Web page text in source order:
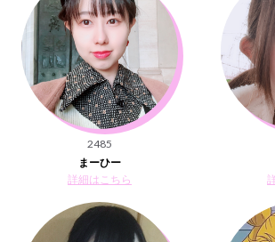
2485
まーひー
詳細はこちら